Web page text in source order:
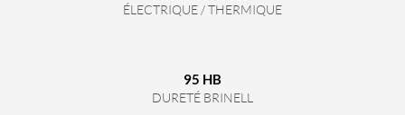
ÉLECTRIQUE / THERMIQUE
95 HB
DURETÉ BRINELL